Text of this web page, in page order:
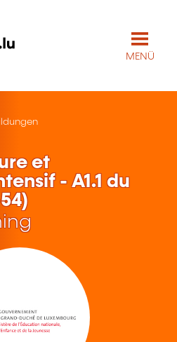
MENÜ
et
- A1.1 du